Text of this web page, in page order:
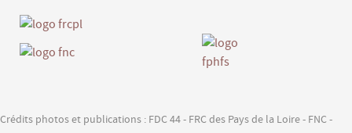
Crédits photos et publications : FDC 44 - FRC des Pays de la Loire - FNC -